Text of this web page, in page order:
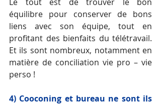
Le tout est de trouver le bon
équilibre pour conserver de bons
liens avec son équipe, tout en
profitant des bienfaits du télétravail.
Et ils sont nombreux, notamment en
matière de conciliation vie pro – vie
perso !
4) Cooconing et bureau ne sont ils